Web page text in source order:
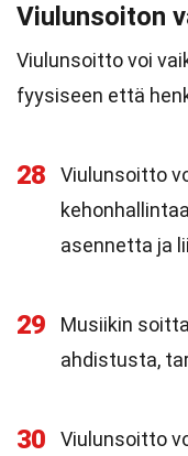
Viulunsoiton
Viulunsoitto voi
fyysiseen että
28
Viulunsoitto
asennetta ja
29
Musiikin
ahdistusta,
30
Viulunsoitto